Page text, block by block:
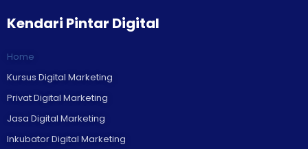
Kendari Pintar Digital
Home
Kursus Digital Marketing
Privat Digital Marketing
Jasa Digital Marketing
Inkubator Digital Marketing